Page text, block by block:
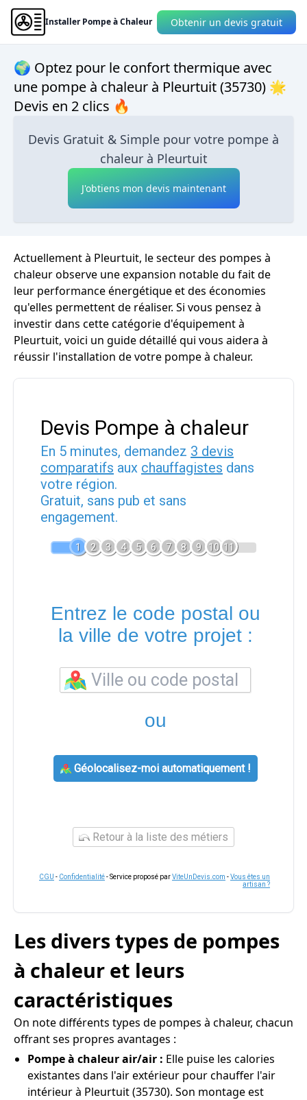
Installer Pompe à Chaleur Obtenir un devis gratuit
🌍 Optez pour le confort thermique avec
une pompe à chaleur à Pleurtuit (35730) 🌟
Devis en 2 clics 🔥
Devis Gratuit & Simple pour votre pompe à
chaleur à Pleurtuit
J'obtiens mon devis maintenant
Actuellement à Pleurtuit, le secteur des pompes à
chaleur observe une expansion notable du fait de
leur performance énergétique et des économies
qu'elles permettent de réaliser. Si vous pensez à
investir dans cette catégorie d'équipement à
Pleurtuit, voici un guide détaillé qui vous aidera à
réussir l'installation de votre pompe à chaleur.
Devis Pompe à chaleur
En 5 minutes, demandez 3 devis
comparatifs aux chauffagistes dans
votre région.
Gratuit, sans pub et sans
engagement.
1 2 3 4 5 6 7 8 9 10 11
Entrez le code postal ou
la ville de votre projet :
ou
Géolocalisez-moi automatiquement !
Retour à la liste des métiers
CGU - Confidentialité- Service proposé parViteUnDevis.com -Vous êtes un
artisan ?
Les divers types de pompes
à chaleur et leurs
caractéristiques
On note différents types de pompes à chaleur, chacun
offrant ses propres avantages :
Pompe à chaleur air/air : Elle puise les calories
existantes dans l'air extérieur pour chauffer l'air
intérieur à Pleurtuit (35730). Son montage est